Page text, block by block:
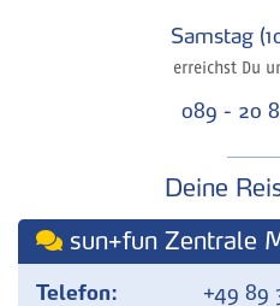
Samstag
erreichst Du
089 - 20
Deine
sun+fun Zentrale
Telefon: +49 89